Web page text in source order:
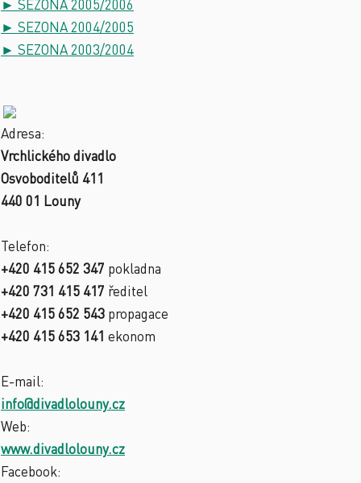
► SEZONA 2005/2006
► SEZONA 2004/2005
► SEZONA 2003/2004
Adresa:
Vrchlického divadlo
Osvoboditelů 411
440 01 Louny
Telefon:
+420 415 652 347 pokladna
+420 731 415 417 ředitel
+420 415 652 543 propagace
+420 415 653 141 ekonom
E-mail:
info@divadlolouny.cz
Web:
www.divadlolouny.cz
Facebook: